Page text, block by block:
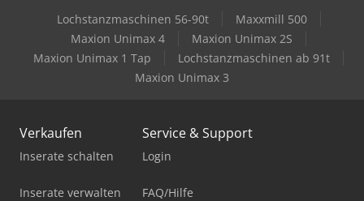
Lochstanzmaschinen 56-90t
Maxxmill 500
Maxion Unimax 4
Maxion Unimax 2S
Maxion Unimax 1 Tap
Lochstanzmaschinen ab 91t
Maxion Unimax 3
Verkaufen
Inserate schalten
Inserate verwalten
Service & Support
Login
FAQ/Hilfe